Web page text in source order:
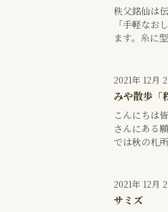
秩父銘仙は
「手軽なお
ます。糸に
2021年 12月
みや散歩「
こんにちは
さんにある
では秋の札
2021年 12月
サミズ